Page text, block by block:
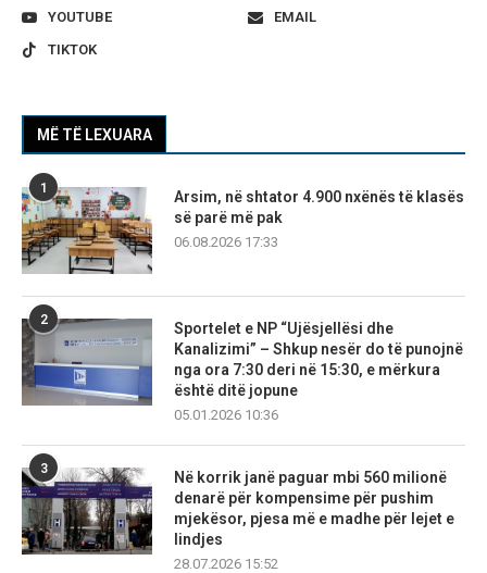
YOUTUBE
EMAIL
TIKTOK
MË TË LEXUARA
1
Arsim, në shtator 4.900 nxënës të klasës
së parë më pak
06.08.2026 17:33
2
Sportelet e NP “Ujësjellësi dhe
Kanalizimi” – Shkup nesër do të punojnë
nga ora 7:30 deri në 15:30, e mërkura
është ditë jopune
05.01.2026 10:36
3
Në korrik janë paguar mbi 560 milionë
denarë për kompensime për pushim
mjekësor, pjesa më e madhe për lejet e
lindjes
28.07.2026 15:52